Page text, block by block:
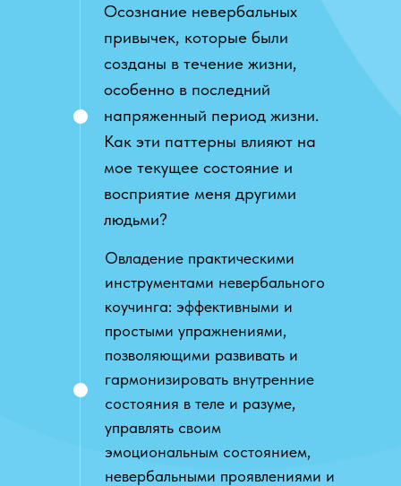
Осознание невербальных
привычек, которые были
созданы в течение жизни,
особенно в последний
напряженный период жизни.
Как эти паттерны влияют на
мое текущее состояние и
восприятие меня другими
людьми?
Овладение практическими
инструментами невербального
коучинга: эффективными и
простыми упражнениями,
позволяющими развивать и
гармонизировать внутренние
состояния в теле и разуме,
управлять своим
эмоциональным состоянием,
невербальными проявлениями и